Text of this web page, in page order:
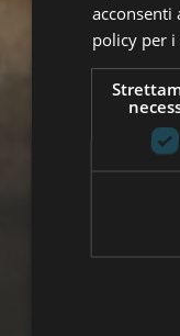
acconsenti
policy per i